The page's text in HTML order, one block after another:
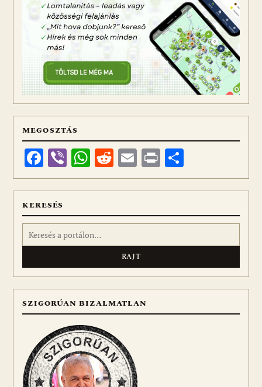
MEGOSZTÁS
Facebook
ViberWhatsApp
Reddit
Email
Print
meg
KERESÉS
Keresés:
SZIGORÚAN BIZALMATLAN